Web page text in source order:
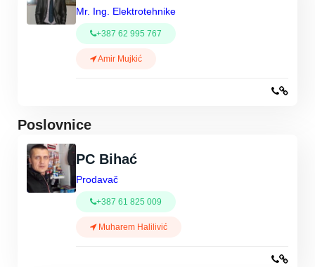
Mr. Ing. Elektrotehnike
+387 62 995 767
Amir Mujkić
Poslovnice
PC Bihać
Prodavač
+387 61 825 009
Muharem Halilivić